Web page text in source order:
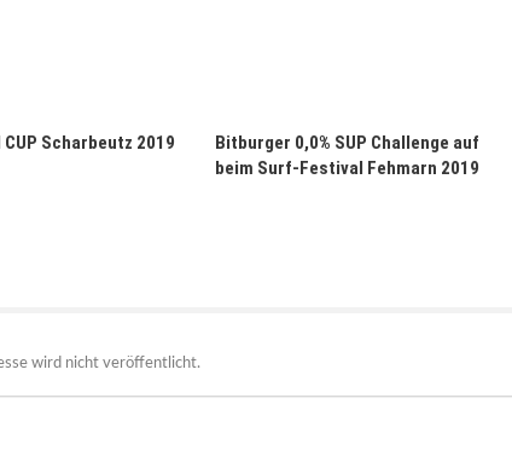
CUP Scharbeutz 2019
Bitburger 0,0% SUP Challenge auf
beim Surf-Festival Fehmarn 2019
wird nicht veröffentlicht.